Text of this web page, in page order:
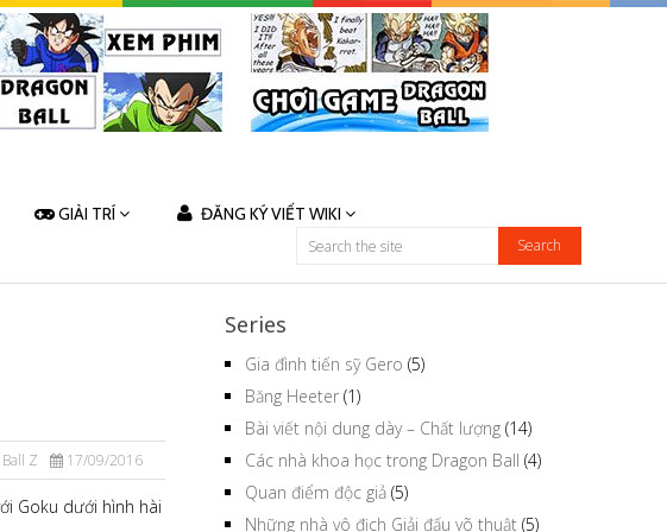
GIẢI TRÍ ĐĂNG KÝ VIẾT WIKI
Z 17/09/2016
Goku dưới hình hài
Series
Gia đình tiến sỹ Gero (5)
Băng Heeter (1)
Bài viết nội dung dày – Chất lượng (14)
Các nhà khoa học trong Dragon Ball (4)
Quan điểm độc giả (5)
Những nhà vô địch Giải đấu võ thuật (5)